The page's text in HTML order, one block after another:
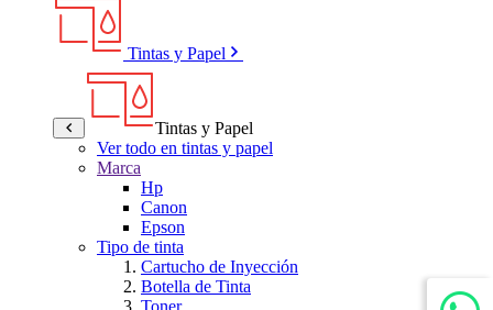
Tintas y Papel
Tintas y Papel
Ver todo en tintas y papel
Marca
Hp
Canon
Epson
Tipo de tinta
Cartucho de Inyección
Botella de Tinta
Toner